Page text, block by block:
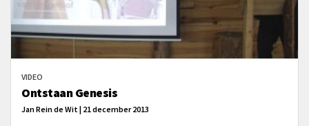
VIDEO
Ontstaan Genesis
Jan Rein de Wit | 21 december 2013